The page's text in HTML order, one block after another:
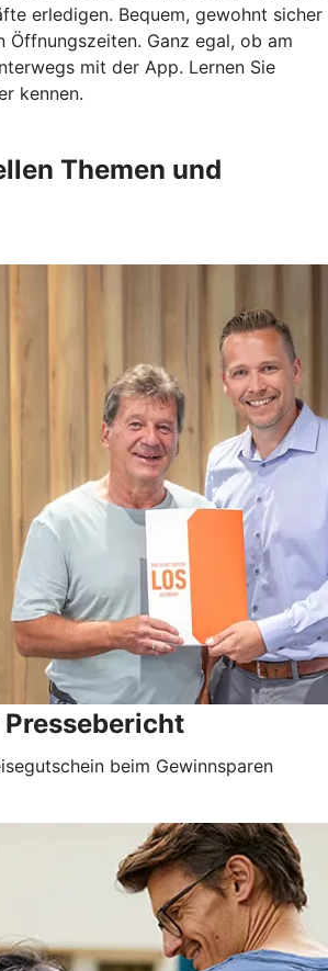
erledigen. Bequem, gewohnt sicher
Öffnungszeiten. Ganz egal, ob am
mit der App. Lernen Sie
kennen.
Themen und
beim Gewinnsparen